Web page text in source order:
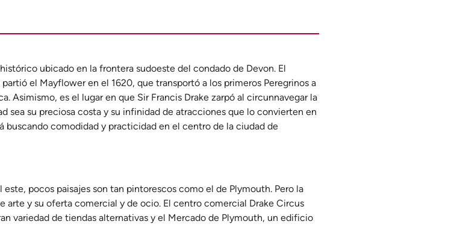
ubicado en la frontera sudoeste del condado de Devon. El
el Mayflower en el 1620, que transportó a los primeros Peregrinos a
Asimismo, es el lugar en que Sir Francis Drake zarpó al circunnavegar la
sea su preciosa costa y su infinidad de atracciones que lo convierten en
buscando comodidad y practicidad en el centro de la ciudad de
pocos paisajes son tan pintorescos como el de Plymouth. Pero la
arte y su oferta comercial y de ocio. El centro comercial Drake Circus
variedad de tiendas alternativas y el Mercado de Plymouth, un edificio